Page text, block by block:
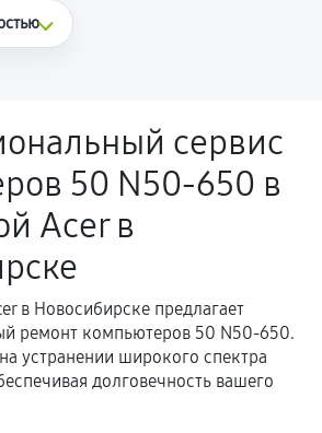
гарантийным случаем
детали при
в течение
срока.
комплектующей заявленным
характеристикам.
подтверждения
сервис
50 N50-650 в
Acer в
в Новосибирске предлагает
ремонт компьютеров 50 N50-650.
устранении широкого спектра
долговечность вашего